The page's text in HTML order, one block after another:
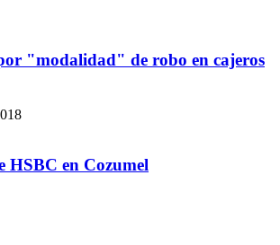
"modalidad" de robo en cajeros
HSBC en Cozumel